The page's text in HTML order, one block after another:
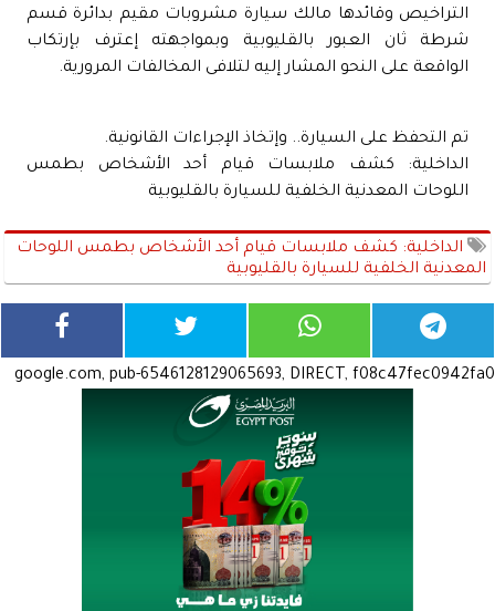
التراخيص وقائدها مالك سيارة مشروبات مقيم بدائرة قسم
شرطة ثان العبور بالقليوبية وبمواجهته إعترف بإرتكاب
الواقعة على النحو المشار إليه لتلافى المخالفات المرورية.
تم التحفظ على السيارة.. وإتخاذ الإجراءات القانونية.
الداخلية: كشف ملابسات قيام أحد الأشخاص بطمس
اللوحات المعدنية الخلفية للسيارة بالقليوبية
الداخلية: كشف ملابسات قيام أحد الأشخاص بطمس اللوحات
المعدنية الخلفية للسيارة بالقليوبية
google.com, pub-6546128129065693, DIRECT, f08c47fec0942fa0